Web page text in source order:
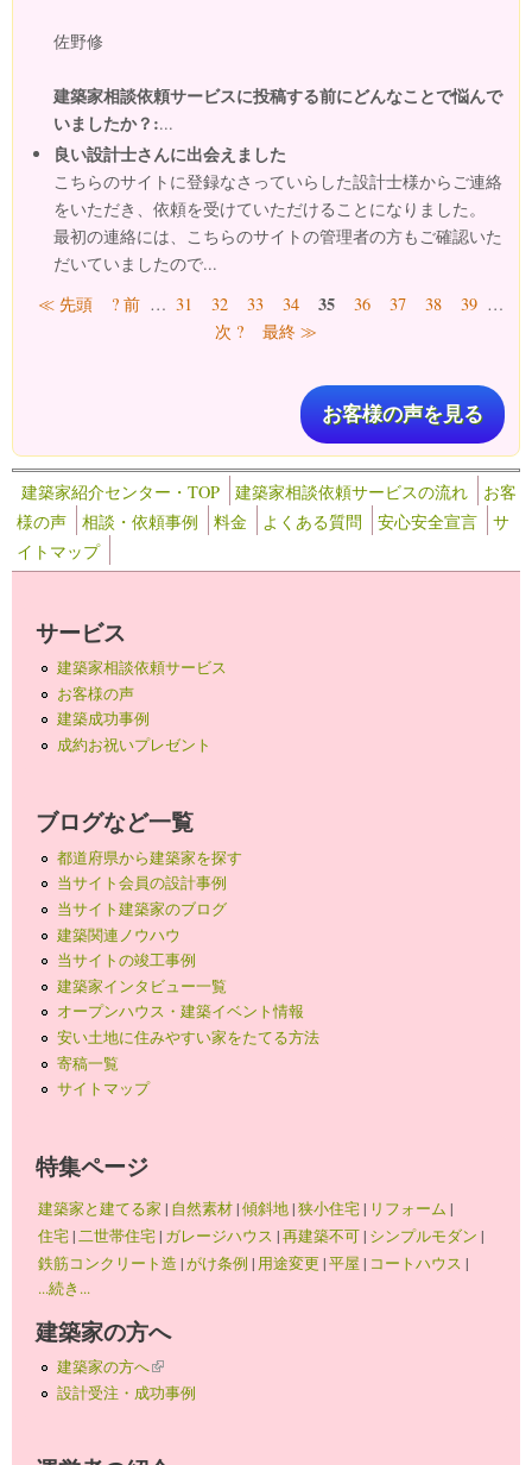
佐野修
建築家相談依頼サービスに投稿する前にどんなことで悩んで
いましたか？:...
良い設計士さんに出会えました
こちらのサイトに登録なさっていらした設計士様からご連絡
をいただき、依頼を受けていただけることになりました。
最初の連絡には、こちらのサイトの管理者の方もご確認いた
だいていましたので...
ページ
≪ 先頭 ? 前 … 31 32 33 34 35 36 37 38 39 …
次 ?
最終 ≫
お客様の声を見る
建築家紹介センター・TOP 建築家相談依頼サービスの流れ
お客
様の声
相談・依頼事例 料金 よくある質問 安心安全宣言
サ
イトマップ
サービス
建築家相談依頼サービス
お客様の声
建築成功事例
成約お祝いプレゼント
ブログなど一覧
都道府県から建築家を探す
当サイト会員の設計事例
当サイト建築家のブログ
建築関連ノウハウ
当サイトの竣工事例
建築家インタビュー一覧
オープンハウス・建築イベント情報
安い土地に住みやすい家をたてる方法
寄稿一覧
サイトマップ
特集ページ
建築家と建てる家 | 自然素材|傾斜地|狭小住宅| リフォーム |
住宅| 二世帯住宅| ガレージハウス |再建築不可| シンプルモダン |
鉄筋コンクリート造 |がけ条例 | 用途変更 |平屋 | コートハウス |
...続き...
建築家の方へ
建築家の方へ(link is external)
設計受注・成功事例